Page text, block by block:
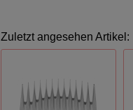
Zuletzt angesehen Artikel: